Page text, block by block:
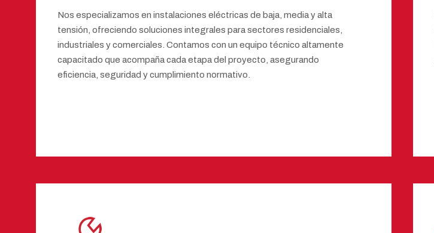
Nos especializamos en instalaciones eléctricas de baja, media y alta
tensión, ofreciendo soluciones integrales para sectores residenciales,
industriales y comerciales. Contamos con un equipo técnico altamente
capacitado que acompaña cada etapa del proyecto, asegurando
eficiencia, seguridad y cumplimiento normativo.